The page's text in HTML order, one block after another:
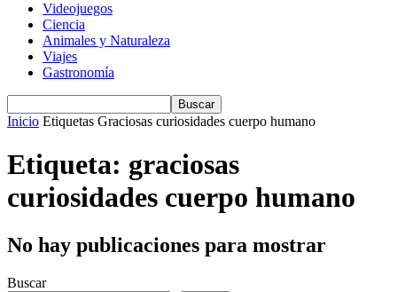
Videojuegos
Ciencia
Animales y Naturaleza
Viajes
Gastronomía
Inicio Etiquetas Graciosas curiosidades cuerpo humano
Etiqueta: graciosas
curiosidades cuerpo humano
No hay publicaciones para mostrar
Buscar